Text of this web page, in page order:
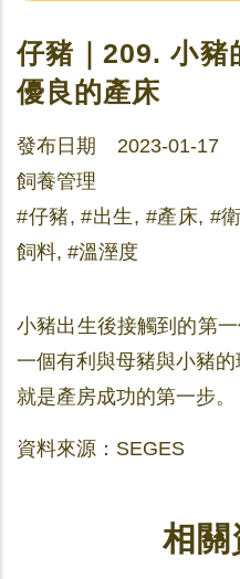
仔豬｜209. 小豬
優良的產床
發布日期 2023-01-17
飼養管理
#仔豬, #出生, #產床, #
飼料, #溫溼度
小豬出生後接觸到的第
一個有利與母豬與小豬的
就是產房成功的第一步。
資料來源：SEGES
相關